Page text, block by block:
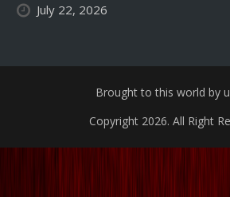
July 22, 2026
Brought to this world by
Copyright 2026. All Right